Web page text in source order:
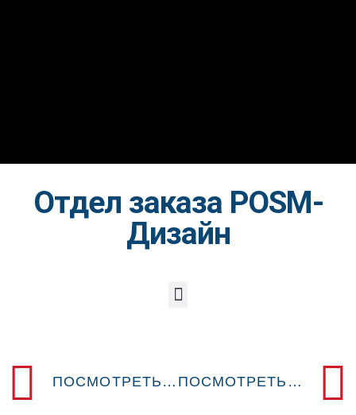
Отдел заказа POSM-
Дизайн
ПОСМОТРЕТЬ ПРЕДЫДУЩИЙ POSM-ДИЗАЙН ПОСМОТРЕТЬ СЛЕДУЮЩИЙ POSM-ДИЗАЙН